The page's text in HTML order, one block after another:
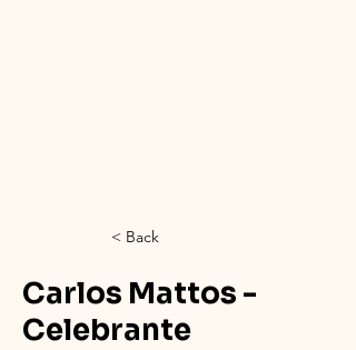
< Back
Carlos Mattos -
Celebrante